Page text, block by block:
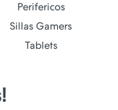
Perifericos
Sillas Gamers
Tablets